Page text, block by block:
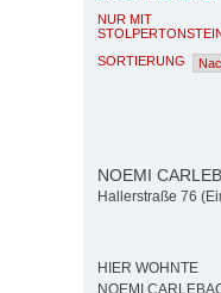
NUR MIT
SORTIERUNG
NOEMI
Hallerstraße 76
HIER WOHNTE